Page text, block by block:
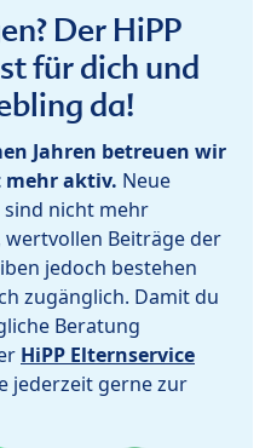
Der HiPP
für dich und
da!
Jahren betreuen wir
mehr aktiv. Neue
nicht mehr
wertvollen Beiträge der
jedoch bestehen
zugänglich. Damit du
Beratung
HiPP Elternservice
jederzeit gerne zur